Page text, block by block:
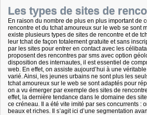
Les types de sites de
En raison du nombre de plus en plus important
rencontre et du tchat amoureux sur le web se sont
existe plusieurs types de sites de rencontre et de
leur tchat de façon totalement gratuite et sans
par les sites pour entrer en contact avec les
proposent des rencontres par sms avec option
disposition des internautes, il est essentiel de
web. En effet, on assiste aujourd’hui à une
varié. Ainsi, les jeunes urbains ne sont plus les
tchat amoureux sur le web se sont adaptés pour
on a vu émerger par exemple des sites de
effet, la dernière tendance dans le domaine des
ce créneau. Il a été vite imité par ses concurrents :
beaux et riches. Il s’agit ici d’une segmentation